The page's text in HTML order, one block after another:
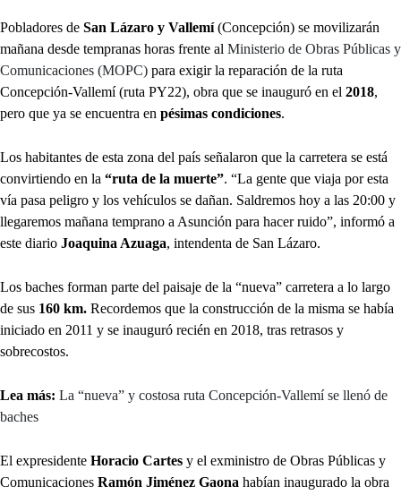
Pobladores de San Lázaro y Vallemí(Concepción) se movilizarán
mañana desde tempranas horas frente al Ministerio de Obras Públicas y
Comunicaciones (MOPC) para exigir la reparación de la ruta
Concepción-Vallemí (ruta PY22), obra que se inauguró en el 2018,
pero que ya se encuentra en pésimas condiciones.
Los habitantes de esta zona del país señalaron que la carretera se está
convirtiendo en la “ruta de la muerte”. “La gente que viaja por esta
vía pasa peligro y los vehículos se dañan. Saldremos hoy a las 20:00 y
llegaremos mañana temprano a Asunción para hacer ruido”, informó a
este diario Joaquina Azuaga, intendenta de San Lázaro.
Los baches forman parte del paisaje de la “nueva” carretera a lo largo
de sus 160 km. Recordemos que la construcción de la misma se había
iniciado en 2011 y se inauguró recién en 2018, tras retrasos y
sobrecostos.
Lea más: La “nueva” y costosa ruta Concepción-Vallemí se llenó de
baches
El expresidente Horacio Cartes y el exministro de Obras Públicas y
Comunicaciones Ramón Jiménez Gaona habían inaugurado la obra